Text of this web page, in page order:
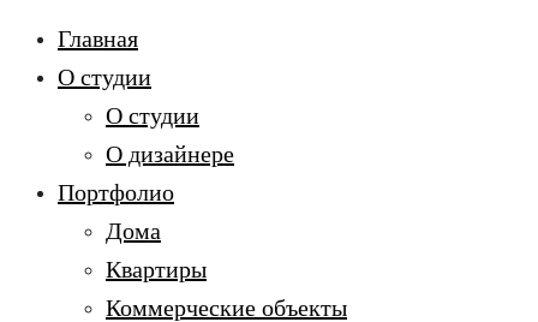
Главная
О студии
О студии
О дизайнере
Портфолио
Дома
Квартиры
Коммерческие объекты